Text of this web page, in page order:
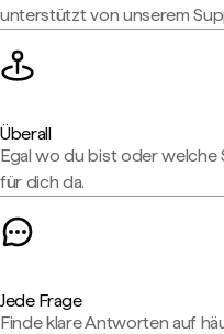
unterstützt von unserem
Überall
Egal wo du bist oder welche
für dich da.
Jede Frage
Finde klare Antworten auf